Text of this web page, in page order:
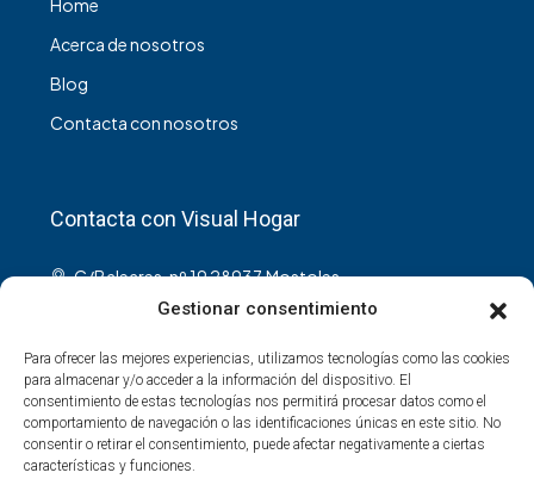
Gestionar consentimiento
Para ofrecer las mejores experiencias, utilizamos tecnologías como las cookies
para almacenar y/o acceder a la información del dispositivo. El
consentimiento de estas tecnologías nos permitirá procesar datos como el
comportamiento de navegación o las identificaciones únicas en este sitio. No
consentir o retirar el consentimiento, puede afectar negativamente a ciertas
características y funciones.
Home
Acerca de nosotros
Blog
Contacta con nosotros
Contacta con Visual Hogar
C/Baleares, nº 19 28937,Mostoles.
info@visualhogar.es